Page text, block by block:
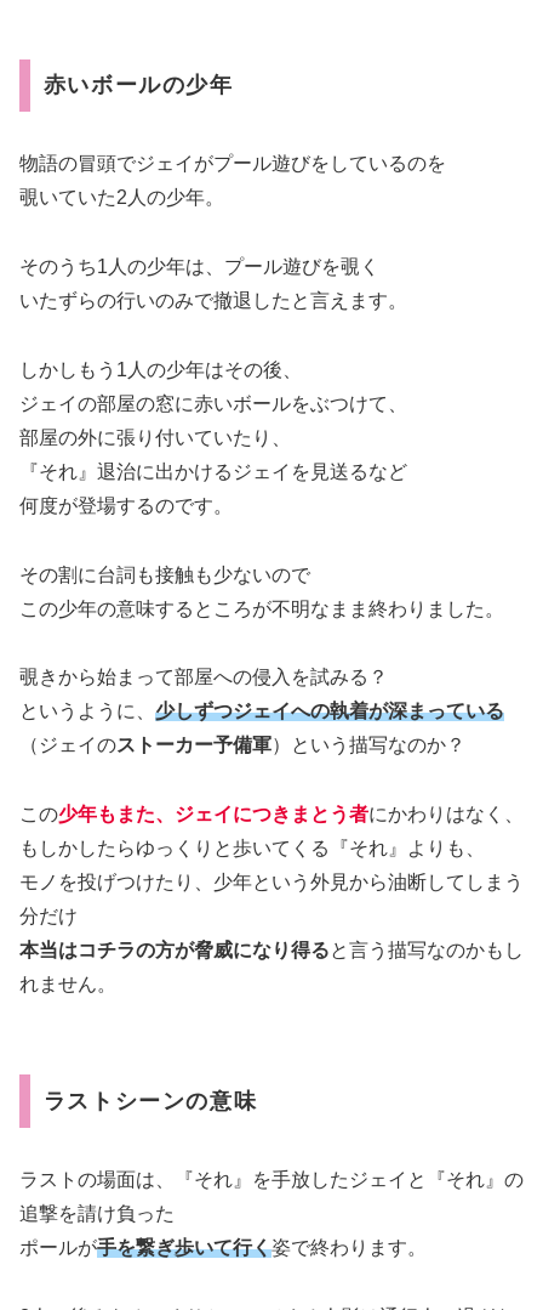
赤いボールの少年
物語の冒頭でジェイがプール遊びをしているのを
覗いていた2人の少年。
そのうち1人の少年は、プール遊びを覗く
いたずらの行いのみで撤退したと言えます。
しかしもう1人の少年はその後、
ジェイの部屋の窓に赤いボールをぶつけて、
部屋の外に張り付いていたり、
『それ』退治に出かけるジェイを見送るなど
何度が登場するのです。
その割に台詞も接触も少ないので
この少年の意味するところが不明なまま終わりました。
覗きから始まって部屋への侵入を試みる？
というように、 少しずつジェイへの執着が深まっている
（ジェイのストーカー予備軍）という描写なのか？
この少年もまた、ジェイにつきまとう者にかわりはなく、
もしかしたらゆっくりと歩いてくる『それ』よりも、
モノを投げつけたり、少年という外見から油断してしまう
分だけ
本当はコチラの方が脅威になり得ると言う描写なのかもし
れません。
ラストシーンの意味
ラストの場面は、『それ』を手放したジェイと『それ』の
追撃を請け負った
ポールが手を繋ぎ歩いて行く姿で終わります。